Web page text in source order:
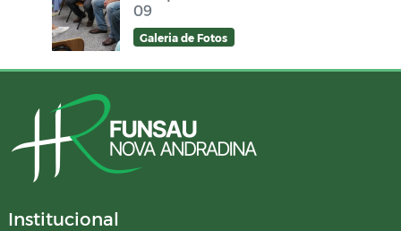
09
Galeria de Fotos
Institucional